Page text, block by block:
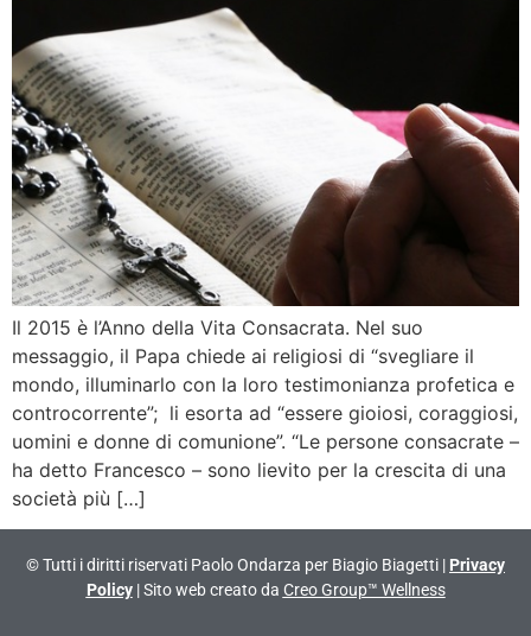
Il 2015 è l’Anno della Vita Consacrata. Nel suo
messaggio, il Papa chiede ai religiosi di “svegliare il
mondo, illuminarlo con la loro testimonianza profetica e
controcorrente”; li esorta ad “essere gioiosi, coraggiosi,
uomini e donne di comunione”. “Le persone consacrate –
ha detto Francesco – sono lievito per la crescita di una
società più […]
© Tutti i diritti riservati Paolo Ondarza per Biagio Biagetti | Privacy
Policy| Sito web creato da Creo Group™ Wellness